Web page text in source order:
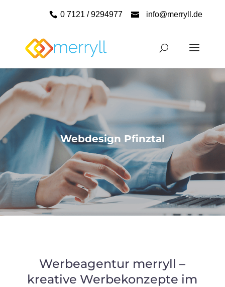
0 7121 / 9294977 info@merryll.de
Webdesign Pfinztal
Werbeagentur merryll –
kreative Werbekonzepte im